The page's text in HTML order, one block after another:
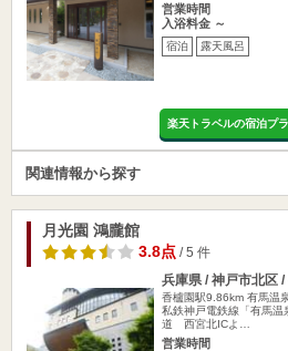
営業時間
入浴料金 ～
宿泊 露天風呂
楽天トラベルの宿泊プ
関連情報から探す
月光園 鴻朧館
3.8点/ 5 件
兵庫県 / 神戸市北区 /
香櫨園駅9.86km 有馬温
私鉄神戸電鉄線「有馬
道 西宮北ICよ…
営業時間